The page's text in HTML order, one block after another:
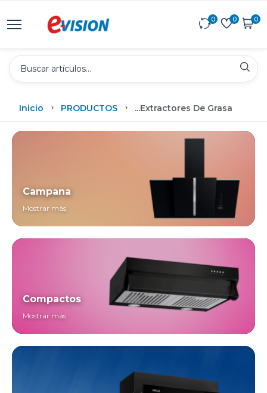
0 0 0
Inicio PRODUCTOS ...Extractores De Grasa
Campana
Mostrar más
Compactos
Mostrar más